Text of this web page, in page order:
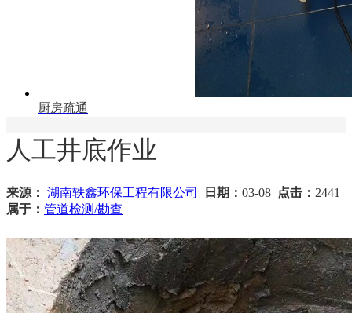
厨房疏通
人工井底作业
来源： 湖南轶鑫环保工程有限公司 日期： 03-08 点击： 2441
属于： 管道检测/勘查